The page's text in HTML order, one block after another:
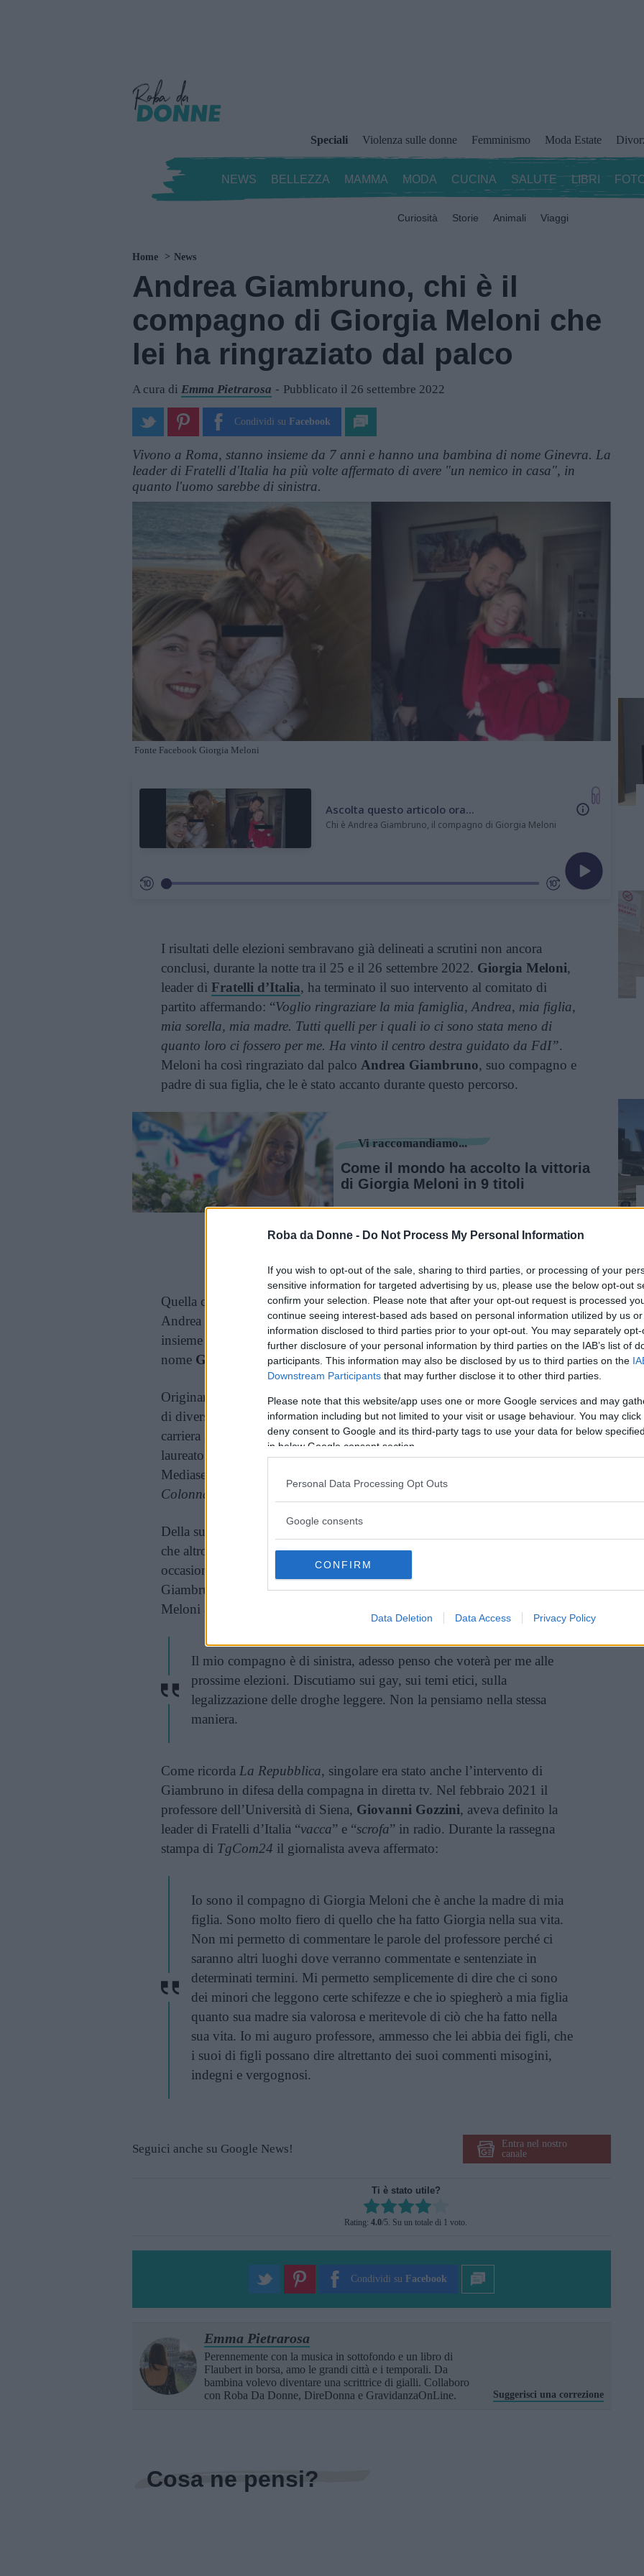
Roba da Donne - Do Not Process My Personal Information
If you wish to opt-out of the sale, sharing to third parties, or processing of your
sensitive information for targeted advertising by us, please use the below opt-out
confirm your selection. Please note that after your opt-out request is processed
continue seeing interest-based ads based on personal information utilized by us
information disclosed to third parties prior to your opt-out. You may separately
further disclosure of your personal information by third parties on the IAB’s list of
participants. This information may also be disclosed by us to third parties on the
Downstream Participants that may further disclose it to other third parties.
Please note that this website/app uses one or more Google services and may
information including but not limited to your visit or usage behaviour. You may
deny consent to Google and its third-party tags to use your data for below
in below Google consent section.
Personal Data Processing Opt Outs
Google consents
CONFIRM
Data Deletion Data Access Privacy Policy
Speciali Violenza sulle donne Femminismo Moda Estate
NEWS BELLEZZA MAMMA MODA CUCINA SALUTE LIBRI
Curiosità Storie Animali Viaggi
Home News
Andrea Giambruno, chi è il
compagno di Giorgia Meloni che
lei ha ringraziato dal palco
A cura di Emma Pietrarosa Pubblicato il 26 settembre 2022
Condividi su Facebook
Vivono a Roma, stanno insieme da 7 anni e hanno una bambina di nome Ginevra. La
leader di Fratelli d'Italia ha più volte affermato di avere "un nemico in casa", in
quanto l'uomo sarebbe di sinistra.
Fonte Facebook Giorgia Meloni
Ascolta questo articolo ora...
Chi è Andrea Giambruno, il compagno di Giorgia Meloni
I risultati delle elezioni sembravano già delineati a scrutini non ancora
conclusi, durante la notte tra il 25 e il 26 settembre 2022. Giorgia Meloni,
leader di Fratelli d’Italia, ha terminato il suo intervento al comitato di
partito affermando: “Voglio ringraziare la mia famiglia, Andrea, mia figlia,
mia sorella, mia madre. Tutti quelli per i quali io ci sono stata meno di
quanto loro ci fossero per me. Ha vinto il centro destra guidato da FdI”.
Meloni ha così ringraziato dal palco Andrea Giambruno, suo compagno e
padre di sua figlia, che le è stato accanto durante questo percorso.
Vi raccomandiamo...
Come il mondo ha accolto la vittoria
di Giorgia Meloni in 9 titoli
Continua a leggere dopo la pubblicità
Quella che con ogni probabilità sarà a brevissimo la prima ministra italiana e
Andrea Giambruno sono unacoppia di fatto: vivono a Roma, stanno
insieme da sette anni, non sono sposati e hanno una figlia di sette anni di
nome Ginevra
Originario di Milano, Giambruno (1981), è un giornalista televisivo e autore
di diversi programmi in onda suMediaset. Prima di dare inizio alla sua
carriera in televisione si è diplomato al liceo scientifico di Monza e si è
laureato in Filosofia all’università Cattolica di Milano. Ha esordito in
Mediaset nel 2009 e da lì in avanti ha preso parte a programmi come
Colonna
e Studio Aperto
Della sua vita privata non si sa molto e tende a essere piuttosto riservato. Più
che altro è stata Giorgia Meloni a esprimersi pubblicamente su di lui, in più
occasioni affermando di avere “un nemico in casa
Giambruno sarebbe di sinistra. Ospite in una puntata deIl TestimonediPif,
Meloni aveva dichiarato:
Il mio compagno è di sinistra, adesso penso che voterà per me alle
prossime elezioni. Discutiamo sui gay, sui temi etici, sulla
legalizzazione delle droghe leggere. Non la pensiamo nella stessa
maniera.
Come ricorda La Repubblica, singolare era stato anche l’intervento di
Giambruno in difesa della compagna in diretta tv. Nel febbraio 2021 il
professore dell’Università di Siena, Giovanni Gozzini, aveva definito la
leader di Fratelli d’Italia “vacca” e “scrofa” in radio. Durante la rassegna
stampa di TgCom24 il giornalista aveva affermato:
Io sono il compagno di Giorgia Meloni che è anche la madre di mia
figlia. Sono molto fiero di quello che ha fatto Giorgia nella sua vita.
Non mi permetto di commentare le parole del professore perché ci
saranno altri luoghi dove verranno commentate e sentenziate in
determinati termini. Mi permetto semplicemente di dire che ci sono
dei minori che leggono certe schifezze e che io spiegherò a mia figlia
quanto sua madre sia valorosa e meritevole di ciò che ha fatto nella
sua vita. Io mi auguro professore, ammesso che lei abbia dei figli, che
i suoi di figli possano dire altrettanto dei suoi commenti misogini,
indegni e vergognosi.
Seguici anche su Google News!
Entra nel nostro
canale
Ti è stato utile?
Rate this item:
SUBMIT RATING
Rating: 4.0/5. Su un totale di 1 voto.
Condividi su Facebook
Emma Pietrarosa
Perennemente con la musica in sottofondo e un libro di
Flaubert in borsa, amo le grandi città e i temporali. Da
bambina volevo diventare una scrittrice di gialli. Collaboro
con Roba Da Donne, DireDonna e GravidanzaOnLine.
Suggerisci una correzione
Cosa ne pensi?